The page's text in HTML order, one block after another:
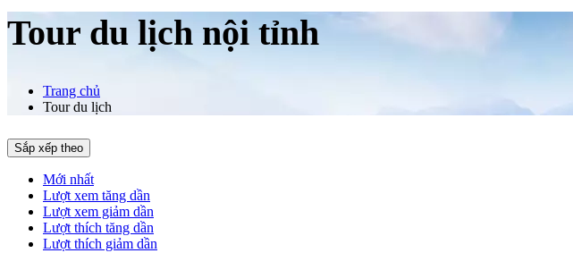
Tour du lịch nội tỉnh
Trang chủ
Tour du lịch
Sắp xếp theo
Mới nhất
Lượt xem tăng dần
Lượt xem giảm dần
Lượt thích tăng dần
Lượt thích giảm dần